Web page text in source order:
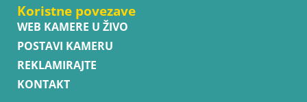
Koristne povezave
WEB KAMERE U ŽIVO
POSTAVI KAMERU
REKLAMIRAJTE
KONTAKT